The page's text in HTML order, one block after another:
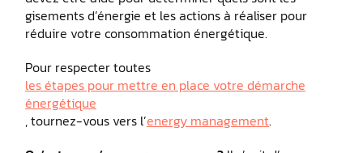
gisements d’énergie et les actions à réaliser pour
réduire votre consommation énergétique.
Pour respecter toutes
les étapes pour mettre en place votre démarche
énergétique
, tournez-vous vers l’energy management.